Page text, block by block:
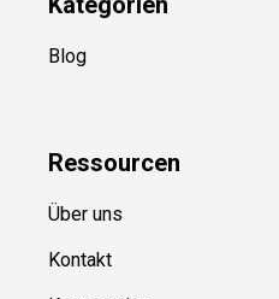
Blog
Ressourcen
Über uns
Kontakt